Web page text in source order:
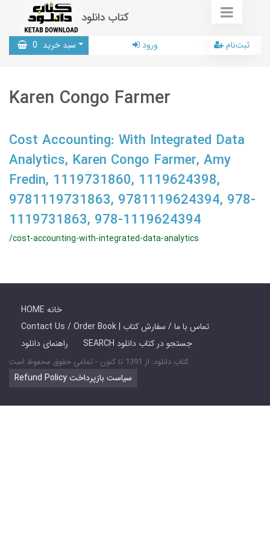
کتاب دانلود
سبد خرید 0 ورود ثبت‌نام
Karen Congo Farmer
Cost Accounting: With Integrated Data
Analytics, Karen Congo Farmer, Amy
Fredin, 1119731860, 1119624398,
9781119731863, 9781119624394, 978-
1119731863, 978-1119624394
/cost-accounting-with-integrated-data-analytics
HOME خانه
Contact Us / Order Book | تماس با ما / سفارش کتاب
راهنمای دانلود
SEARCH جستجو در کتاب دانلود
کتاب دانلود: از 1391 تا کنون - تمامی حقوق محفوظ است
Refund Policy سیاست بازپرداخت